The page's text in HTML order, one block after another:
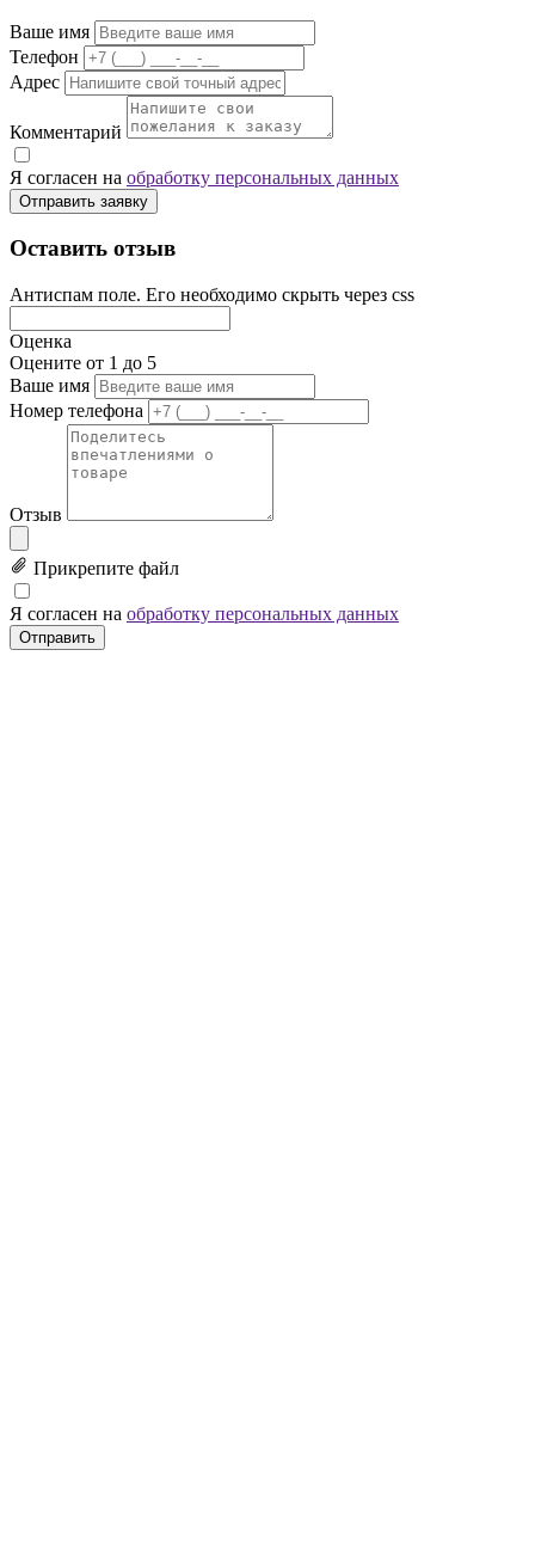
Ваше имя
Телефон
Адрес
Комментарий
Я согласен на обработку персональных данных
Отправить заявку
Оставить отзыв
Антиспам поле. Его необходимо скрыть через css
Оценка
Оцените от 1 до 5
Ваше имя
Номер телефона
Отзыв
Прикрепите файл
Я согласен на обработку персональных данных